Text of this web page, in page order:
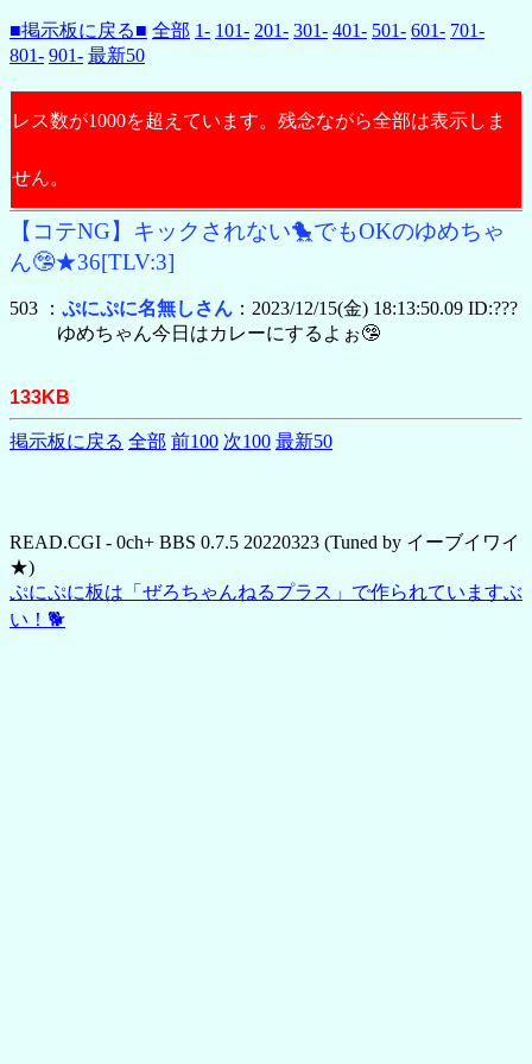
■掲示板に戻る■ 全部 1- 101- 201- 301- 401- 501- 601- 701-
801- 901- 最新50
レス数が1000を超えています。残念ながら全部は表示しま
せん。
【コテNG】キックされない🐤でもOKのゆめちゃ
ん🤥★36[TLV:3]
503 ： ぷにぷに名無しさん ：2023/12/15(金) 18:13:50.09 ID:???
ゆめちゃん今日はカレーにするよぉ🤥
133KB
掲示板に戻る 全部 前100 次100 最新50
READ.CGI - 0ch+ BBS 0.7.5 20220323 (Tuned by イーブイワイ
★)
ぷにぷに板は「ぜろちゃんねるプラス」で作られていますぶ
い！🐕